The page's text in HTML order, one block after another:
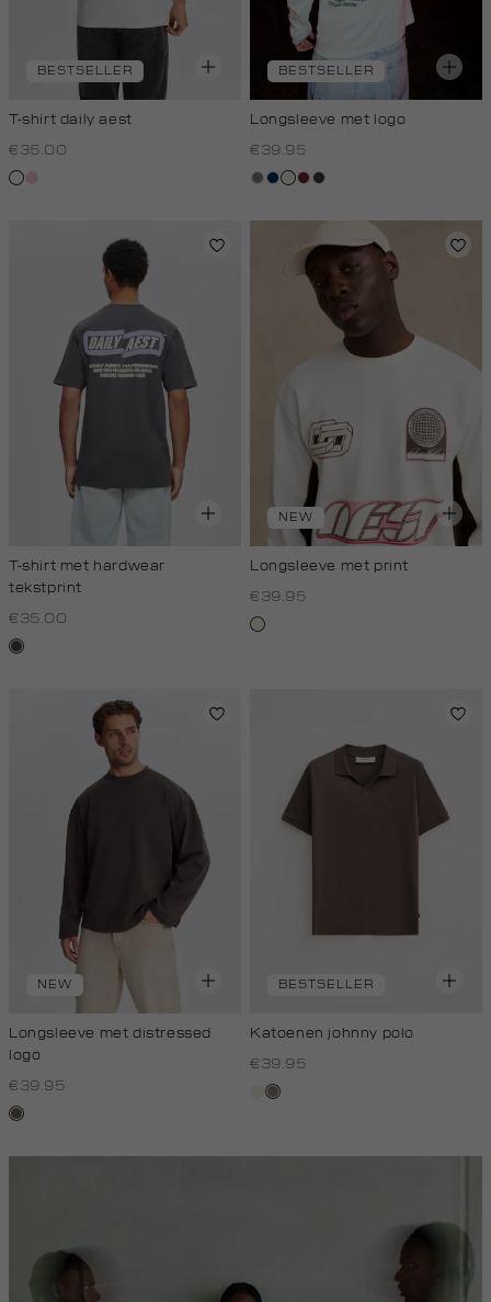
BESTSELLER
T-shirt daily aest
€35.00
wit
BESTSELLER
Longsleeve met logo
€39.95
middengrijs
donkerblauw
wit,
white
bordeaux
choco
T-shirt met hardwear
tekstprint
€35.00
donkergrijs
NEW
Longsleeve met print
€39.95
wit,
NEW
Longsleeve met distressed
logo
€39.95
lichtbruin
BESTSELLER
Katoenen johnny polo
€39.95
wit,klei